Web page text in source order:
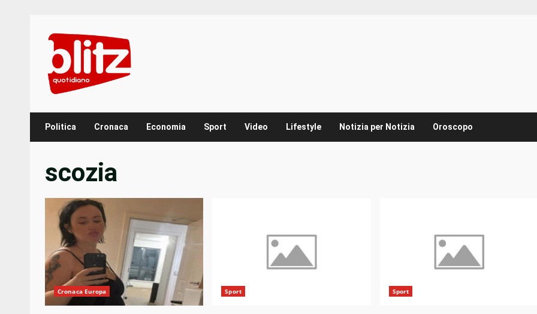
content
Politica Cronaca Economia Sport Video Lifestyle Notizia per Notizia Oroscopo
scozia
Cronaca Europa Sport Sport